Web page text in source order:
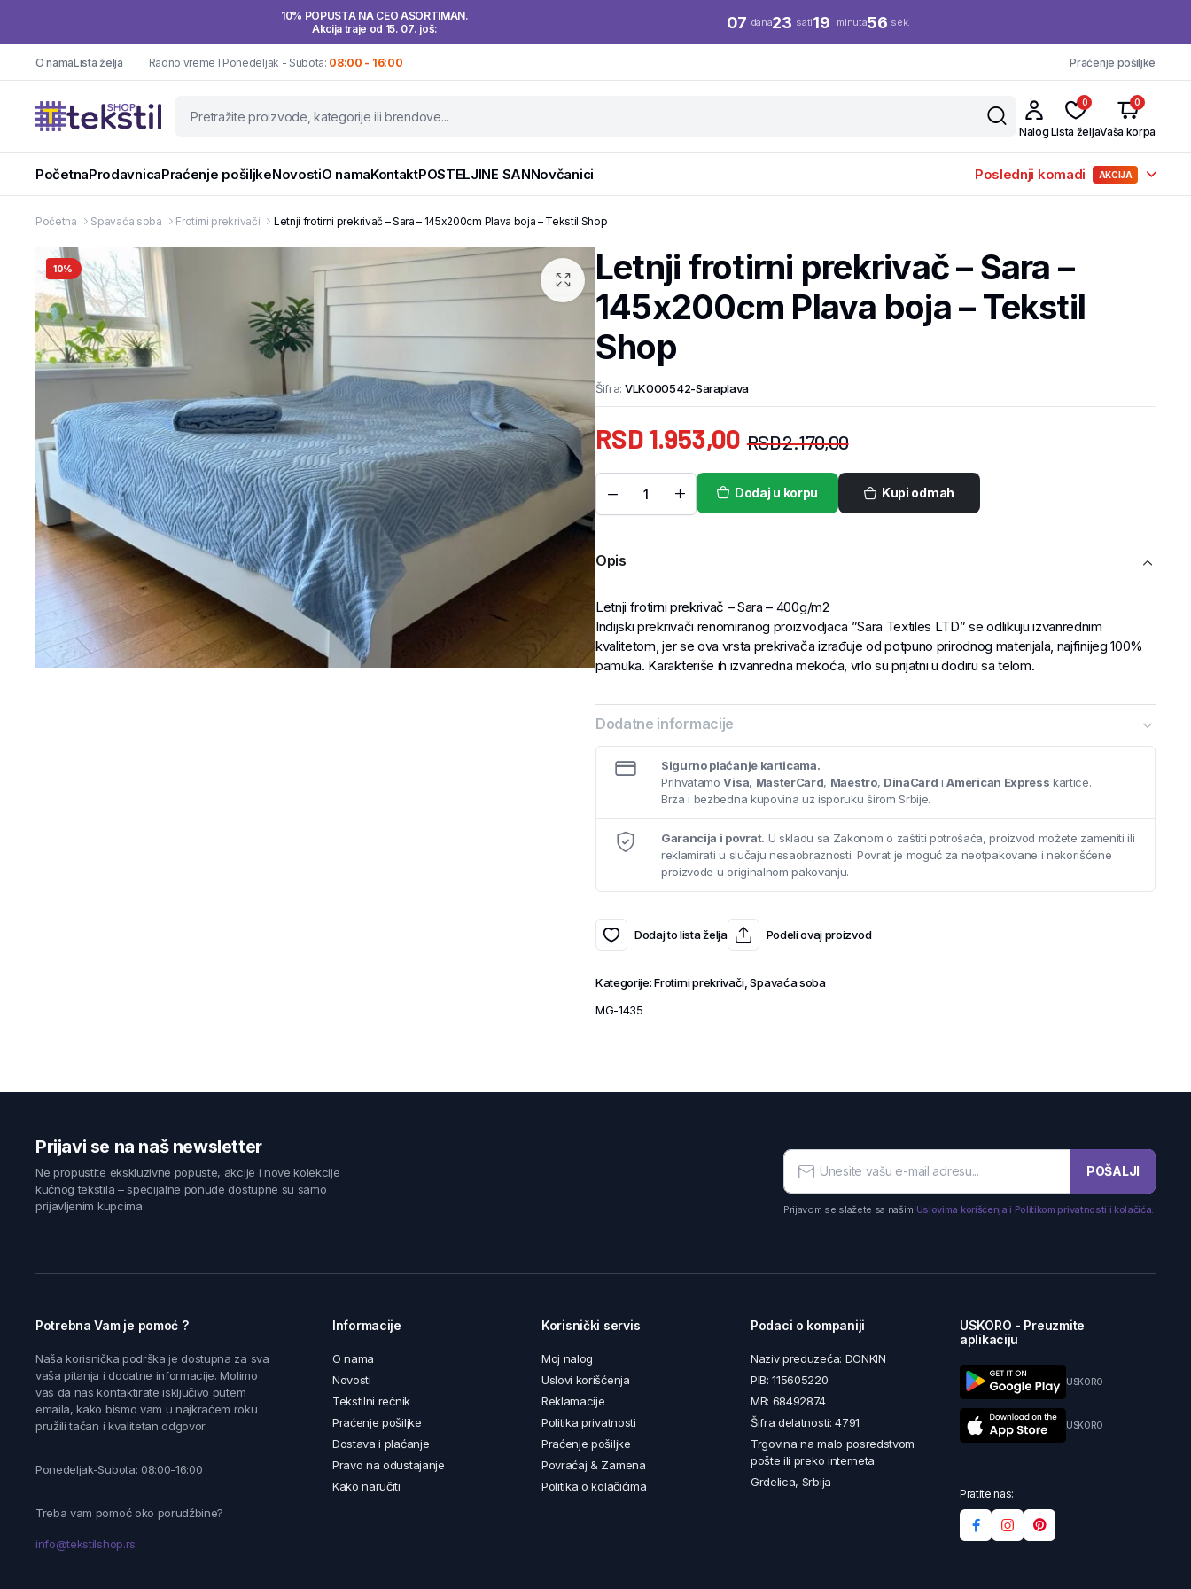
10% POPUSTA NA CEO ASORTIMAN.
Akcija traje od 15. 07. još:
07 dana23 sati19 minuta56 sek.
O namaLista želja Radno vreme I Ponedeljak - Subota: 08:00 - 16:00 Praćenje pošiljke
Nalog
0
Lista želja
0
Vaša korpa
PočetnaProdavnicaPraćenje pošiljkeNovostiO namaKontaktPOSTELJINE SANNovčanici Poslednji komadi AKCIJA
Početna Spavaća soba Frotirni prekrivači Letnji frotirni prekrivač – Sara – 145x200cm Plava boja – Tekstil Shop
10%
Letnji frotirni prekrivač – Sara –
145x200cm Plava boja – Tekstil
Shop
Šifra: VLK000542-Saraplava
RSD2.170,00
RSD1.953,00
Dodaj u korpu Kupi odmah
Opis
Letnji frotirni prekrivač – Sara – 400g/m2
Indijski prekrivači renomiranog proizvodjaca ”Sara Textiles LTD” se odlikuju izvanrednim
kvalitetom, jer se ova vrsta prekrivača izrađuje od potpuno prirodnog materijala, najfinijeg 100%
pamuka. Karakteriše ih izvanredna mekoća, vrlo su prijatni u dodiru sa telom.
Dodatne informacije
Sigurno plaćanje karticama.
PrihvatamoVisa, MasterCard, Maestro, DinaCard iAmerican Express kartice.
Brza i bezbedna kupovina uz isporuku širom Srbije.
Garancija i povrat. U skladu sa Zakonom o zaštiti potrošača, proizvod možete zameniti ili
reklamirati u slučaju nesaobraznosti. Povrat je moguć za neotpakovane i nekorišćene
proizvode u originalnom pakovanju.
Dodaj to lista želja Podeli ovaj proizvod
Kategorije:Frotirni prekrivači ,Spavaća soba
MG-1435
Prijavi se na naš newsletter
Ne propustite ekskluzivne popuste, akcije i nove kolekcije
kućnog tekstila – specijalne ponude dostupne su samo
prijavljenim kupcima.
POŠALJI
Prijavom se slažete sa našim Uslovima korišćenja i Politikom privatnosti i kolačića.
Potrebna Vam je pomoć ?
Naša korisnička podrška je dostupna za sva
vaša pitanja i dodatne informacije. Molimo
vas da nas kontaktirate isključivo putem
emaila, kako bismo vam u najkraćem roku
pružili tačan i kvalitetan odgovor.
Ponedeljak-Subota: 08:00-16:00
Treba vam pomoć oko porudžbine?
info@tekstilshop.rs
Informacije
O nama
Novosti
Tekstilni rečnik
Praćenje pošiljke
Dostava i plaćanje
Pravo na odustajanje
Kako naručiti
Korisnički servis
Moj nalog
Uslovi korišćenja
Reklamacije
Politika privatnosti
Praćenje pošiljke
Povraćaj & Zamena
Politika o kolačićima
Podaci o kompaniji
Naziv preduzeća: DONKIN
PIB: 115605220
MB: 68492874
Šifra delatnosti: 4791
Trgovina na malo posredstvom
pošte ili preko interneta
Grdelica, Srbija
USKORO - Preuzmite
aplikaciju
USKORO
USKORO
Pratite nas: